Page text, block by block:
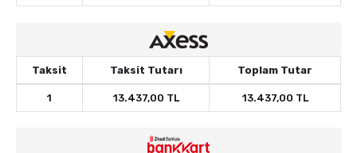
Taksit Taksit Tutarı Toplam Tutar
1 13.437,00 TL 13.437,00 TL